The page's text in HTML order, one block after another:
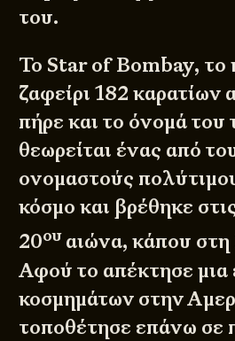
του.
Το Star of Bombay, το
ζαφείρι 182 καρατίων
πήρε και το όνομά του
θεωρείται ένας από
ονομαστούς
κόσμο και βρέθηκε
20ουαιώνα, κάπου στη
Αφού το απέκτησε μια
κοσμημάτων στην
τοποθέτησε επάνω σε